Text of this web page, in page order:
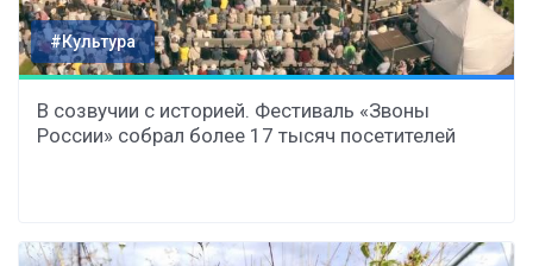
#Культура
В созвучии с историей. Фестиваль «Звоны
России» собрал более 17 тысяч посетителей